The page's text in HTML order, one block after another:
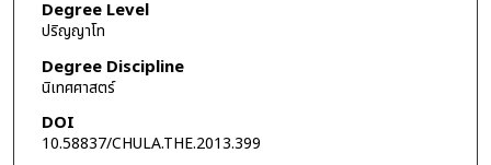
Degree Level
ปริญญาโท
Degree Discipline
นิเทศศาสตร์
DOI
10.58837/CHULA.THE.2013.399